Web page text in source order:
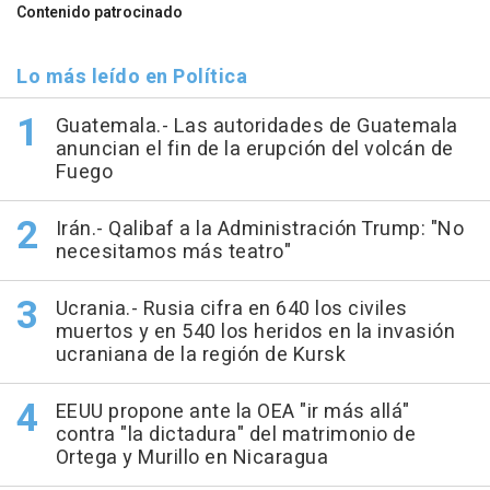
Contenido patrocinado
Lo más leído en Política
Guatemala.- Las autoridades de Guatemala
anuncian el fin de la erupción del volcán de
Fuego
Irán.- Qalibaf a la Administración Trump: "No
necesitamos más teatro"
Ucrania.- Rusia cifra en 640 los civiles
muertos y en 540 los heridos en la invasión
ucraniana de la región de Kursk
EEUU propone ante la OEA "ir más allá"
contra "la dictadura" del matrimonio de
Ortega y Murillo en Nicaragua